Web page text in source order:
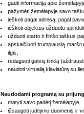
gauti informaciją apie
pažymėti žemėlapyje savo
ieškoti pagal adresą, pagal
ieškoti objektus užduotu
užduoti starto ir finišo taškus
apskaičiuoti trumpiausią
ilgis,
redaguoti gatvių tinklą
naudoti virtualią klaviatūrą su
Naudodami programą su
matyti savo padėtį žemėlapyje,
išsaugoti judėjimo duomenis ir